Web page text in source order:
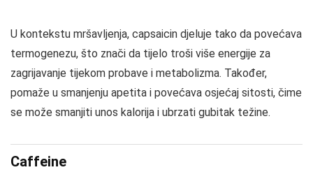
U kontekstu mršavljenja, capsaicin djeluje tako da povećava
termogenezu, što znači da tijelo troši više energije za
zagrijavanje tijekom probave i metabolizma. Također,
pomaže u smanjenju apetita i povećava osjećaj sitosti, čime
se može smanjiti unos kalorija i ubrzati gubitak težine.
Caffeine